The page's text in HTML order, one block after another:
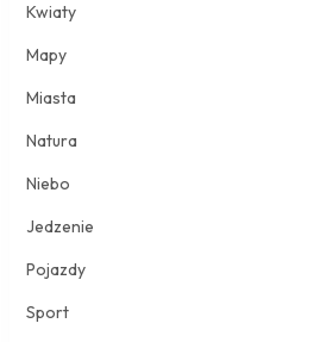
Kwiaty
Mapy
Miasta
Natura
Niebo
Jedzenie
Pojazdy
Sport